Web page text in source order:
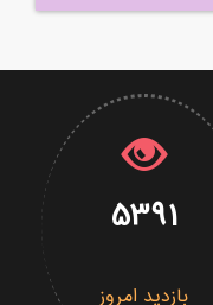
5391
بازدید امروز